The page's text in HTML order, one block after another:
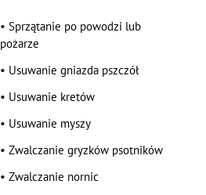
•Sprzątanie po powodzi lub
pożarze
• Usuwanie gniazda pszczół
• Usuwanie kretów
• Usuwanie myszy
•Zwalczanie gryzków psotników
•Zwalczanie nornic